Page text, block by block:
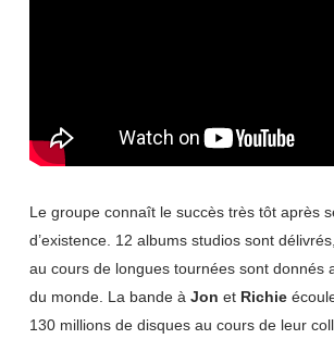
Le groupe connaît le succès très tôt après
d’existence. 12 albums studios sont
au cours de longues tournées sont donnés
du monde. La bande à Jon et Richie
130 millions de disques au cours de leur